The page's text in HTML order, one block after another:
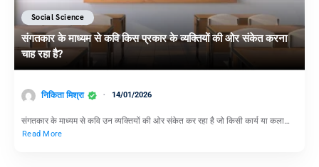
Social Science
संगतकार के माध्यम से कवि किस प्रकार के व्यक्तियों की ओर संकेत करना
चाह रहा है?
निकिता मिश्रा 14/01/2026
संगतकार के माध्यम से कवि उन व्यक्तियों की ओर संकेत कर रहा है जो किसी कार्य या कला…
Read More